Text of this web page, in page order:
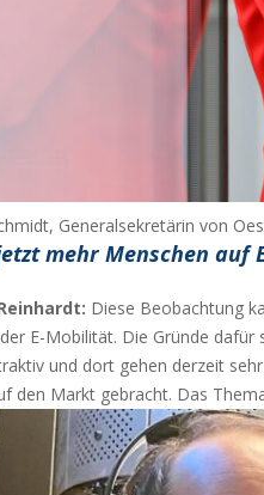
Generalsekretärin von
mehr Menschen auf
Diese Beobachtung
E-Mobilität. Die Gründe
und dort gehen derzeit
den Markt gebracht. Das